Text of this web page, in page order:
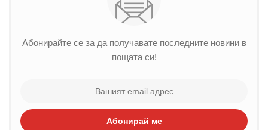
Абонирайте се за да получавате последните новини в
пощата си!
Абонирай ме